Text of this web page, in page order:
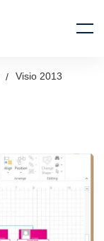
Visio 2013